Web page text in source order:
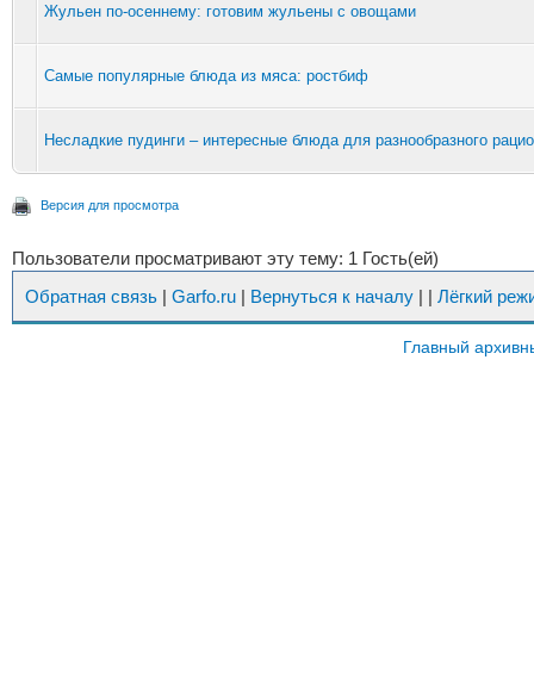
Жульен по-осеннему: готовим жульены с овощами
Самые популярные блюда из мяса: ростбиф
Несладкие пудинги – интересные блюда для разнообразного
Версия для просмотра
Пользователи просматривают эту тему: 1 Гость(ей)
Обратная связь | Garfo.ru | Вернуться к началу | | Лёгкий
Главный